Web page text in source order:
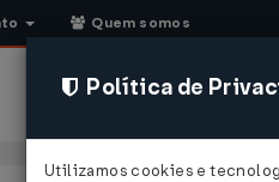
Quem somos
Política de
Utilizamos cookies e